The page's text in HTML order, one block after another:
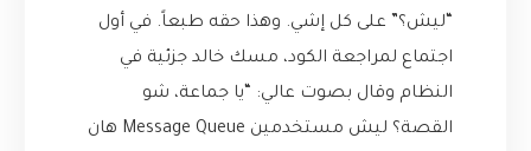
“ليش؟” على كل إشي. وهذا حقه طبعاً. في أول
اجتماع لمراجعة الكود، مسك خالد جزئية في
النظام وقال بصوت عالي: “يا جماعة، شو
القصة؟ ليش مستخدمين Message Queue هان